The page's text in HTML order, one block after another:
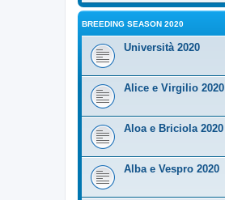
BREEDING SEASON 2020
Università 2020
Alice e Virgilio 2020
Aloa e Briciola 2020
Alba e Vespro 2020